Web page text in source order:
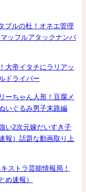
ブルの杜！オネエ管理
ッフルアタックナンバ
大帝イタチにラリアッ
ドライバー
ーちゃん人形！豆腐メ
いぐるみ男子末路編
い2次元嫁だいすき子
報）話題な動画取り上
ストラ芸能情報局！
め速報）